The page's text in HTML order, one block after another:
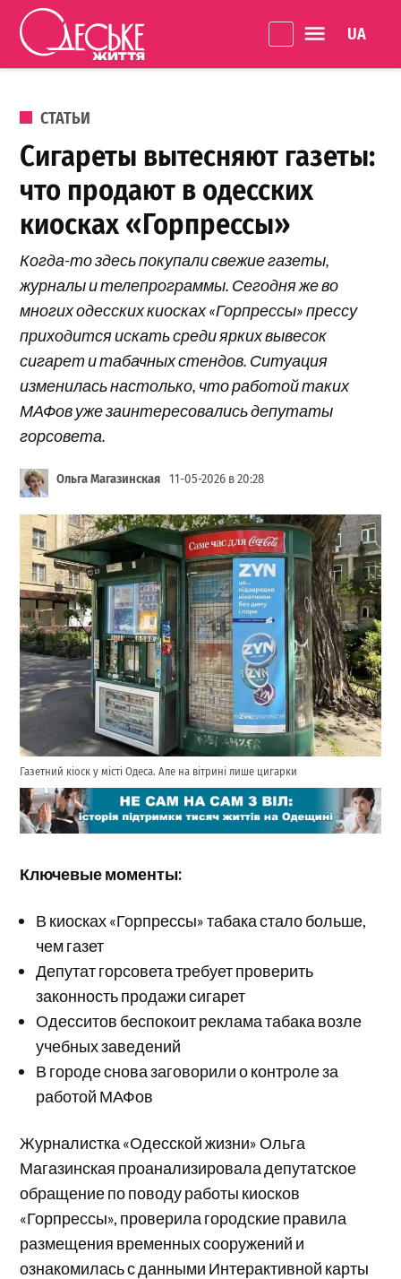
Перейти к содержанию
життя
ОПУБЛИКОВАНО В
СТАТЬИ
Сигареты вытесняют газеты:
что продают в одесских
киосках «Горпрессы»
Когда-то здесь покупали свежие газеты,
журналы и телепрограммы. Сегодня же во
многих одесских киосках «Горпрессы» прессу
приходится искать среди ярких вывесок
сигарет и табачных стендов. Ситуация
изменилась настолько, что работой таких
МАФов уже заинтересовались депутаты
горсовета.
Ольга Магазинская 11-05-2026 в 20:28
Газетний кіоск у місті Одеса. Але на вітрині лише цигарки
Ключевые моменты:
В киосках «Горпрессы» табака стало больше,
чем газет
Депутат горсовета требует проверить
законность продажи сигарет
Одесситов беспокоит реклама табака возле
учебных заведений
В городе снова заговорили о контроле за
работой МАФов
Журналистка «Одесской жизни» Ольга
Магазинская проанализировала депутатское
обращение по поводу работы киосков
«Горпрессы», проверила городские правила
размещения временных сооружений и
ознакомилась с данными Интерактивной карты